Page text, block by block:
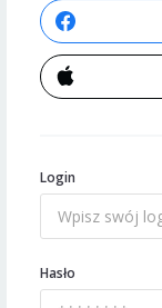
Login
Hasło